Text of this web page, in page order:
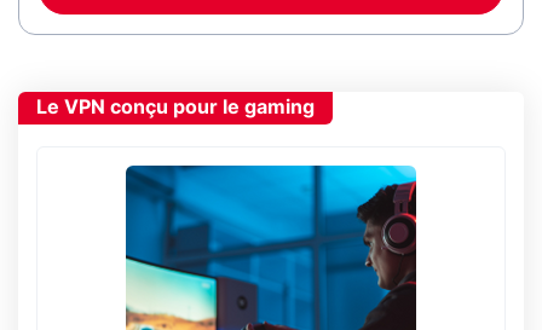
Le VPN conçu pour le gaming